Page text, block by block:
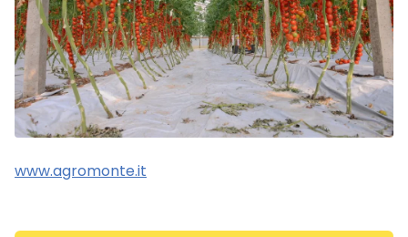
www.agromonte.it